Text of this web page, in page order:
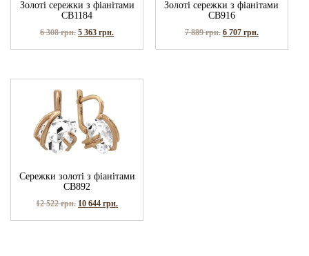
Золоті сережки з фіанітами
СВ1184
6 308грн. 5 363грн.
Золоті сережки з фіанітами
СВ916
7 889грн. 6 707 грн.
Сережки золоті з фіанітами
СВ892
12 522грн. 10 644грн.